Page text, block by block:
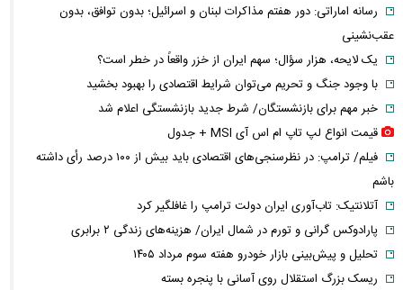
رسانه اماراتی: دور هفتم مذاکرات لبنان و اسرائیل؛ بدون توافق، بدون
عقب‌نشینی
یک لایحه، هزار سؤال؛ سهم ایران از خزر واقعاً در خطر است؟
با وجود جنگ و تحریم می‌توان شرایط اقتصادی را بهبود بخشید
خبر مهم برای بازنشستگان/ شرط جدید بازنشستگی اعلام شد
قیمت انواع لپ تاپ ام اس آی MSI + جدول
فیلم/ ترامپ: در نظرسنجی‌های اقتصادی باید بیش از ۱۰۰ درصد رأی داشته
باشم
آتلانتیک: تاب‌آوری ایران دولت ترامپ را غافلگیر کرد
پارادوکس گرانی و تورم در شمال ایران/ هزینه‌های زندگی ۲ برابری
تحلیل و پیش‌بینی بازار خودرو هفته سوم مرداد ۱۴۰۵
ریسک بزرگ استقلال روی آسانی با پنجره بسته